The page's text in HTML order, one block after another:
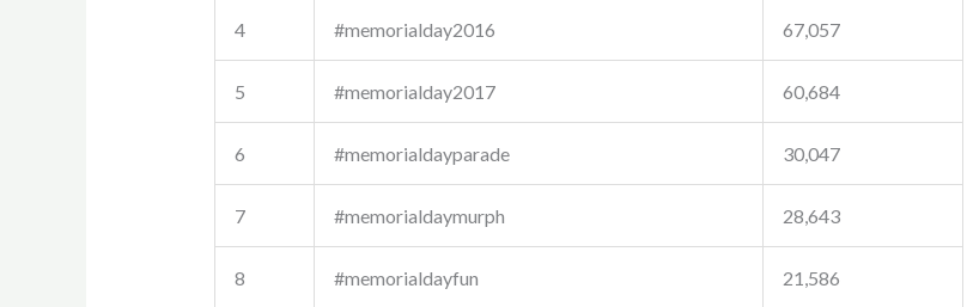
4 #memorialday2016 67,057
5 #memorialday2017 60,684
6 #memorialdayparade 30,047
7 #memorialdaymurph 28,643
8 #memorialdayfun 21,586